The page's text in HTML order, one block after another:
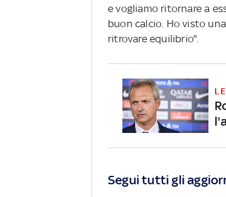
e vogliamo ritornare a
buon calcio. Ho visto
ritrovare equilibrio".
Segui tutti gli